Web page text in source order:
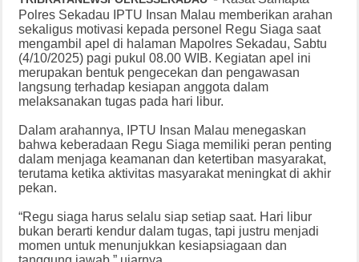
Polres Sekadau IPTU Insan Malau memberikan arahan
sekaligus motivasi kepada personel Regu Siaga saat
mengambil apel di halaman Mapolres Sekadau, Sabtu
(4/10/2025) pagi pukul 08.00 WIB. Kegiatan apel ini
merupakan bentuk pengecekan dan pengawasan
langsung terhadap kesiapan anggota dalam
melaksanakan tugas pada hari libur.
Dalam arahannya, IPTU Insan Malau menegaskan
bahwa keberadaan Regu Siaga memiliki peran penting
dalam menjaga keamanan dan ketertiban masyarakat,
terutama ketika aktivitas masyarakat meningkat di akhir
pekan.
“Regu siaga harus selalu siap setiap saat. Hari libur
bukan berarti kendur dalam tugas, tapi justru menjadi
momen untuk menunjukkan kesiapsiagaan dan